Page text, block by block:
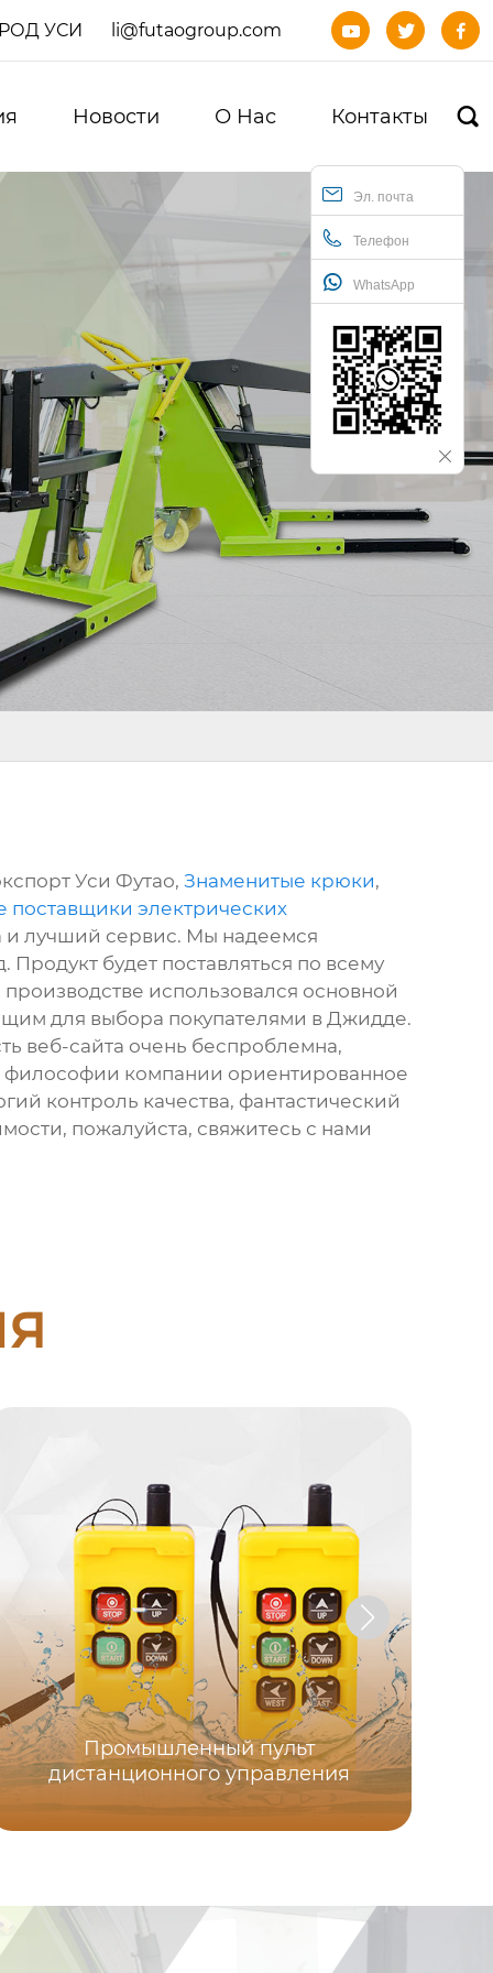
УСИ li@futaogroup.com   
Новости О Нас Контакты 
Эл. почта
Телефон
WhatsApp
Уси Футао, Знаменитые крюки,
поставщики электрических
лучший сервис. Мы надеемся
будет поставляться по всему
использовался основной
для выбора покупателями в Джидде.
веб-сайта очень беспроблемна,
философии компании ориентированное
контроль качества, фантастический
пожалуйста, свяжитесь с нами
Промышленный пульт
дистанционного управления